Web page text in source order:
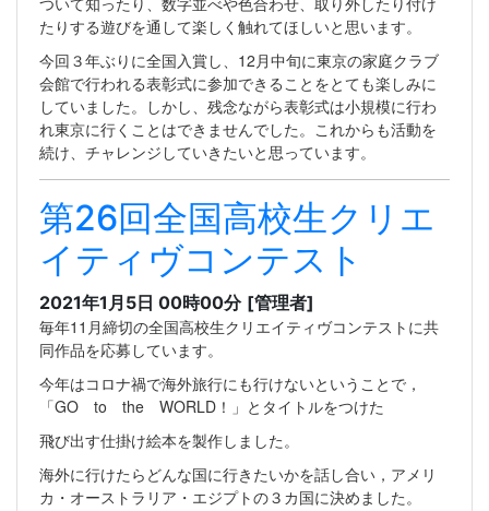
たりする遊びを通して楽しく触れてほしいと思います。
今回３年ぶりに全国入賞し、12月中旬に東京の家庭クラブ
会館で行われる表彰式に参加できることをとても楽しみに
していました。しかし、残念ながら表彰式は小規模に行わ
れ東京に行くことはできませんでした。これからも活動を
続け、チャレンジしていきたいと思っています。
第26回全国高校生クリエ
イティヴコンテスト
2021年1月5日 00時00分 [管理者]
毎年11月締切の全国高校生クリエイティヴコンテストに共
同作品を応募しています。
今年はコロナ禍で海外旅行にも行けないということで，
「GO to the WORLD！」とタイトルをつけた
飛び出す仕掛け絵本を製作しました。
海外に行けたらどんな国に行きたいかを話し合い，アメリ
カ・オーストラリア・エジプトの３カ国に決めました。